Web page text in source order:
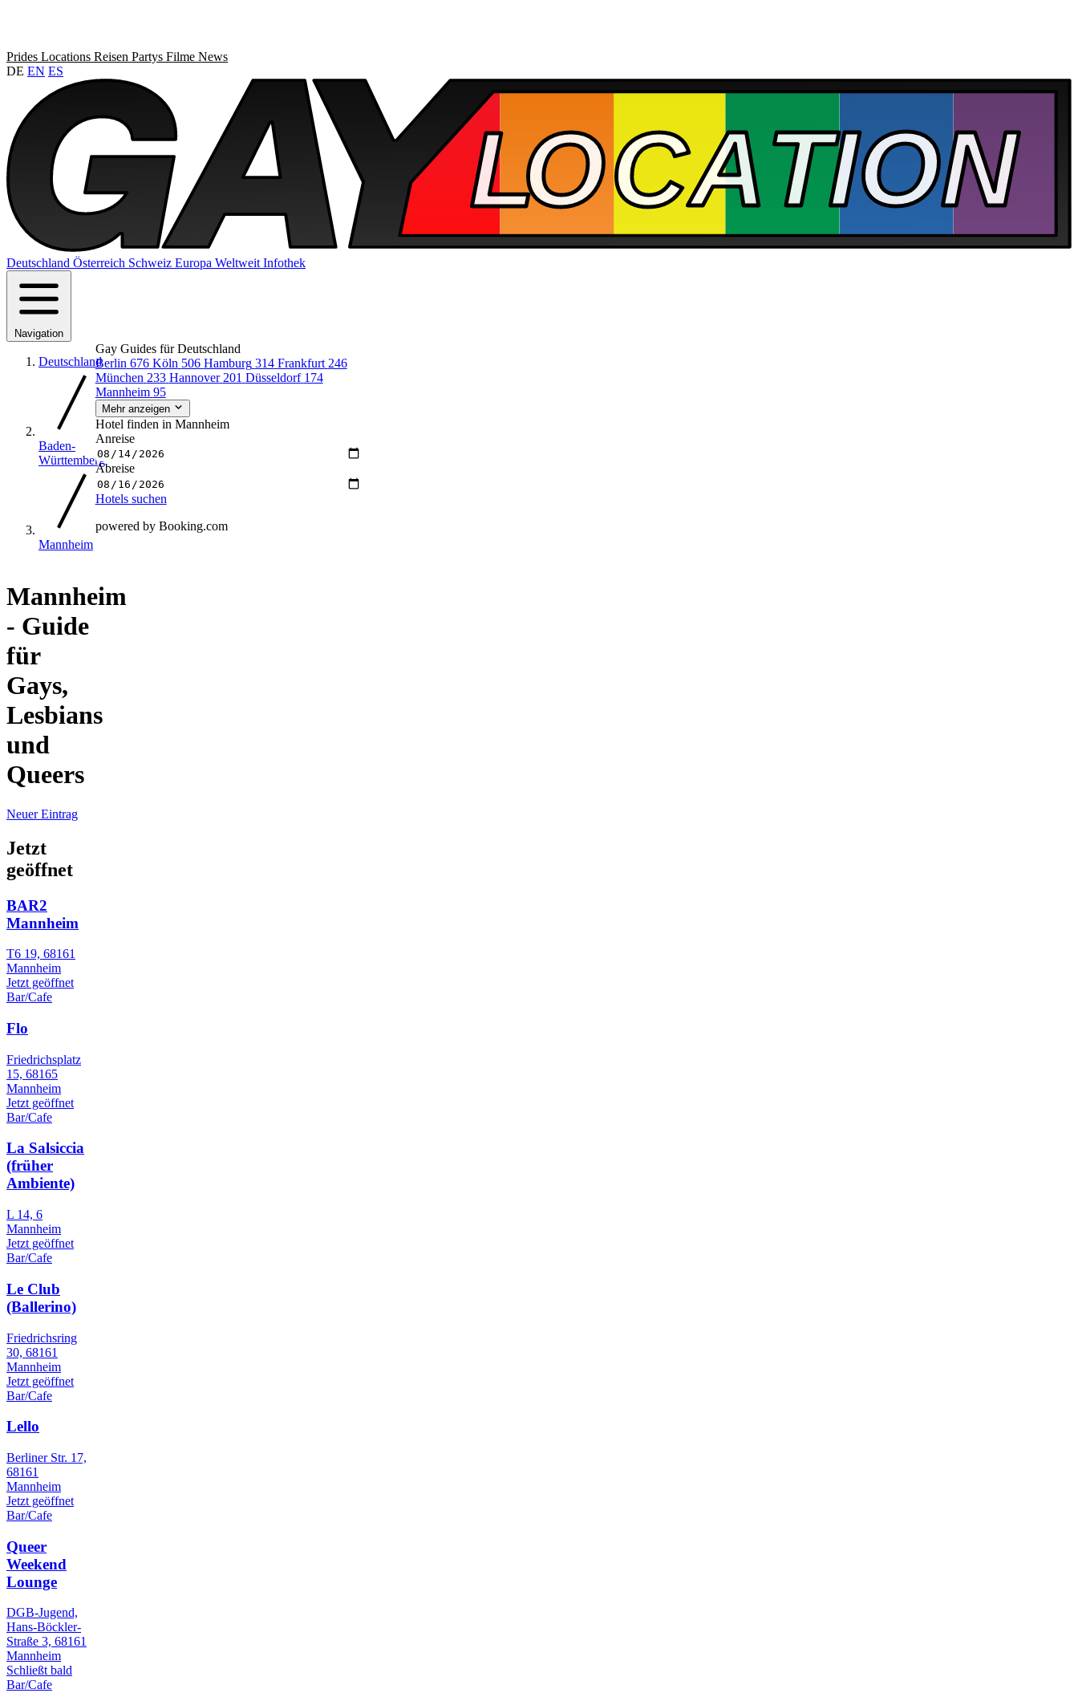
Prides Locations Reisen Partys Filme News
DE EN ES
Deutschland Österreich Schweiz Europa Weltweit Infothek
Navigation
Deutschland
Baden-
Württemberg
Mannheim
Mannheim
- Guide
für
Gays,
Lesbians
und
Queers
Neuer Eintrag
Jetzt
geöffnet
BAR2
Mannheim
T6 19, 68161
Mannheim
Jetzt geöffnet
Bar/Cafe
Flo
Friedrichsplatz
15, 68165
Mannheim
Jetzt geöffnet
Bar/Cafe
La Salsiccia
(früher
Ambiente)
L 14, 6
Mannheim
Jetzt geöffnet
Bar/Cafe
Le Club
(Ballerino)
Friedrichsring
30, 68161
Mannheim
Jetzt geöffnet
Bar/Cafe
Lello
Berliner Str. 17,
68161
Mannheim
Jetzt geöffnet
Bar/Cafe
Queer
Weekend
Lounge
DGB-Jugend,
Hans-Böckler-
Straße 3, 68161
Mannheim
Schließt bald
Bar/Cafe
Gay Guides für Deutschland
Berlin 676 Köln 506 Hamburg 314 Frankfurt 246
München 233 Hannover 201 Düsseldorf 174
Mannheim 95
Mehr anzeigen
Hotel finden in Mannheim
Anreise
Abreise
Hotels suchen
powered by Booking.com